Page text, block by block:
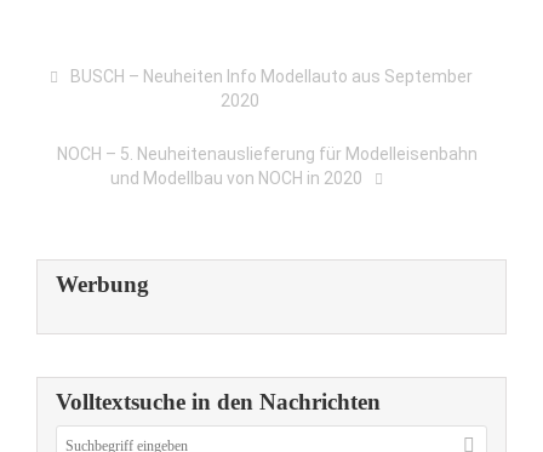
BUSCH – Neuheiten Info Modellauto aus September
2020
NOCH – 5. Neuheitenauslieferung für Modelleisenbahn
und Modellbau von NOCH in 2020
Werbung
Volltextsuche in den Nachrichten